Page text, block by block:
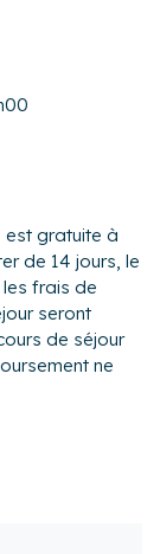
commode
WC, balcon
ont décidé
lit bébé avec
jardin pour
de la rue
est gratuite à
de 14 jours, le
frais de
seront
de séjour
ne